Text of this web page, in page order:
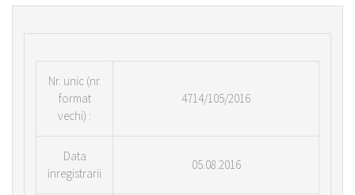
Nr. unic (nr.
format
vechi) :
4714/105/2016
Data
inregistrarii
05.08.2016